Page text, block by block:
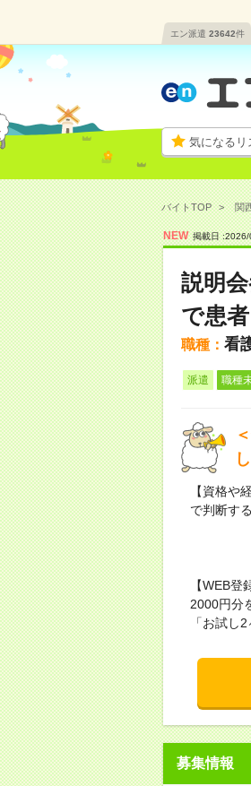
エン派遣 23642件
気になるリ
バイトTOP 関
NEW 掲載日 :2026/
説明
で患
職種： 看
派遣 職種
【資格や
で判断す
【WEB
2000円分
「お試し
募集情報